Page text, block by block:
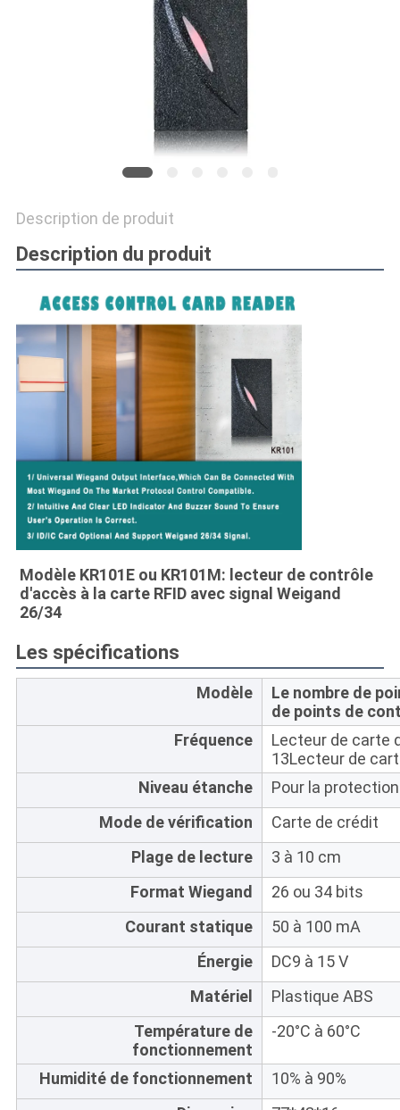
POLITIQUE
MATIÈRE
DE
PROTECTION
DE
LA
VIE
Description de produit
Description du produit
Modèle KR101E ou KR101M: lecteur de contrôle
d'accès à la carte RFID avec signal Weigand
26/34
Les spécifications
Modèle
Le nombre de
de points de
Fréquence
Lecteur de carte
13Lecteur de
Niveau étanche
Pour la
Mode de vérification
Carte de crédit
Plage de lecture
3 à 10 cm
Format Wiegand
26 ou 34 bits
Courant statique
50 à 100 mA
Énergie
DC9 à 15 V
Matériel
Plastique ABS
Température de
fonctionnement
-20°C à 60°C
Humidité de fonctionnement
10% à 90%